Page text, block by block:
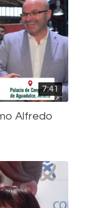
7:41
Alfredo